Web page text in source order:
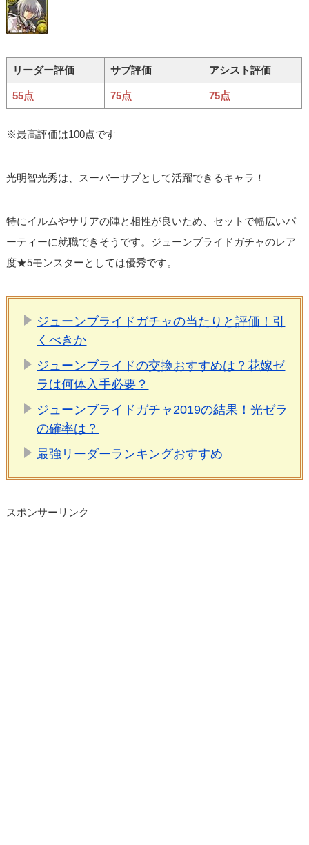
リーダー評価 サブ評価 アシスト評価
55点 75点 75点
※最高評価は100点です
光明智光秀は、スーパーサブとして活躍できるキャラ！
特にイルムやサリアの陣と相性が良いため、セットで幅広いパ
ーティーに就職できそうです。ジューンブライドガチャのレア
度★5モンスターとしては優秀です。
ジューンブライドガチャの当たりと評価！引
くべきか
ジューンブライドの交換おすすめは？花嫁ゼ
ラは何体入手必要？
ジューンブライドガチャ2019の結果！光ゼラ
の確率は？
最強リーダーランキングおすすめ
スポンサーリンク